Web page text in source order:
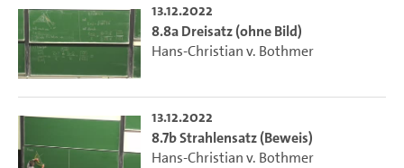
13.12.2022
8.8a Dreisatz (ohne Bild)
Hans-Christian v. Bothmer
13.12.2022
8.7b Strahlensatz (Beweis)
Hans-Christian v. Bothmer